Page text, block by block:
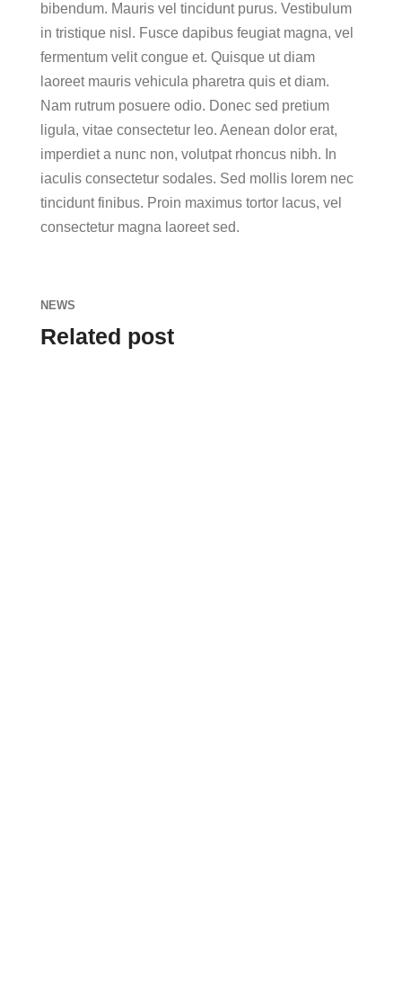
bibendum. Mauris vel tincidunt purus. Vestibulum
in tristique nisl. Fusce dapibus feugiat magna, vel
fermentum velit congue et. Quisque ut diam
laoreet mauris vehicula pharetra quis et diam.
Nam rutrum posuere odio. Donec sed pretium
ligula, vitae consectetur leo. Aenean dolor erat,
imperdiet a nunc non, volutpat rhoncus nibh. In
iaculis consectetur sodales. Sed mollis lorem nec
tincidunt finibus. Proin maximus tortor lacus, vel
consectetur magna laoreet sed.
NEWS
Related post